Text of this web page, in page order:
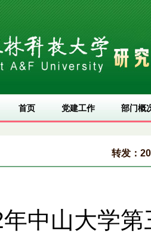
首页 党建工作 部门概
转发：
年中山大学